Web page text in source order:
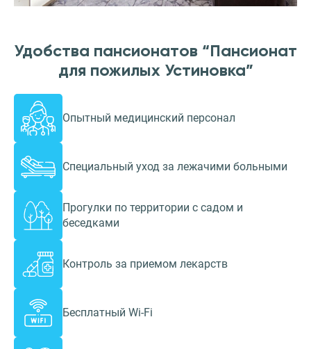
Удобства пансионатов “Пансионат
для пожилых Устиновка”
Опытный медицинский персонал
Специальный уход за лежачими больными
Прогулки по территории с садом и
беседками
Контроль за приемом лекарств
Бесплатный Wi-Fi